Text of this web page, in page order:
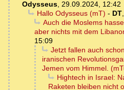
Odysseus, 29.09.2024, 12:42
Hallo Odysseus (mT) - DT,
Auch die Moslems
aber nichts mit dem
15:09
Jetzt fallen auch
iranischen
Jemen vom Himmel.
Hightech in Israel:
Raketen bleiben nicht